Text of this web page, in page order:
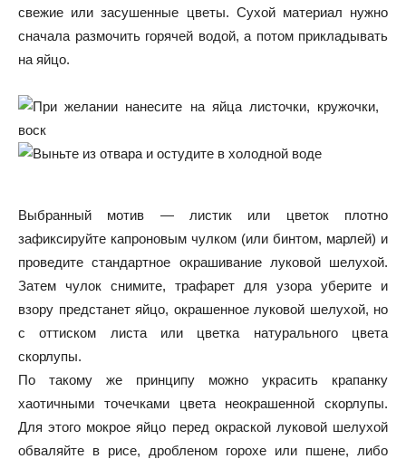
свежие или засушенные цветы. Сухой материал нужно
сначала размочить горячей водой, а потом прикладывать
на яйцо.
Выбранный мотив — листик или цветок плотно
зафиксируйте капроновым чулком (или бинтом, марлей) и
проведите стандартное окрашивание луковой шелухой.
Затем чулок снимите, трафарет для узора уберите и
взору предстанет яйцо, окрашенное луковой шелухой, но
с оттиском листа или цветка натурального цвета
скорлупы.
По такому же принципу можно украсить крапанку
хаотичными точечками цвета неокрашенной скорлупы.
Для этого мокрое яйцо перед окраской луковой шелухой
обваляйте в рисе, дробленом горохе или пшене, либо